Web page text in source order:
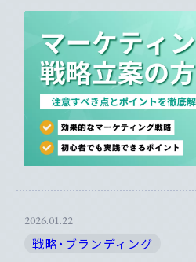
2026.01.22
戦略・ブランディング